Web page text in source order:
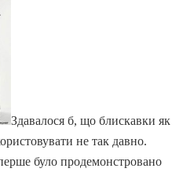
Здавалося б, що блискавки як
не так давно.
було продемонстровано